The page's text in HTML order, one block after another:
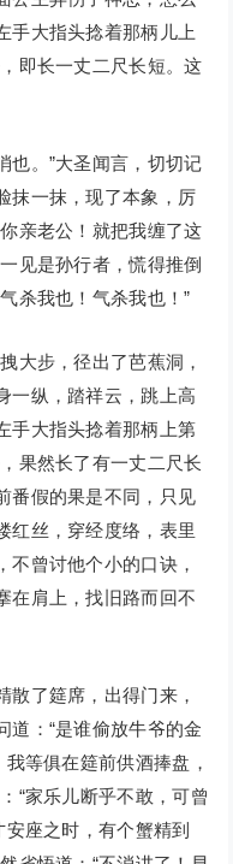
手大指头捻着那柄儿上
即长一丈二尺长短。这
。”大圣闻言，切切记
抹一抹，现了本象，厉
亲老公！就把我缠了这
见是孙行者，慌得推倒
杀我也！气杀我也！”
步，径出了芭蕉洞，
一纵，踏祥云，跳上高
手大指头捻着那柄上第
果然长了有一丈二尺长
番假的果是不同，只见
红丝，穿经度络，表里
不曾讨他个小的口诀，
在肩上，找旧路而回不
了筵席，出得门来，
道：“是谁偷放牛爷的金
等俱在筵前供酒捧盘，
“家乐儿断乎不敢，可曾
座之时，有个蟹精到